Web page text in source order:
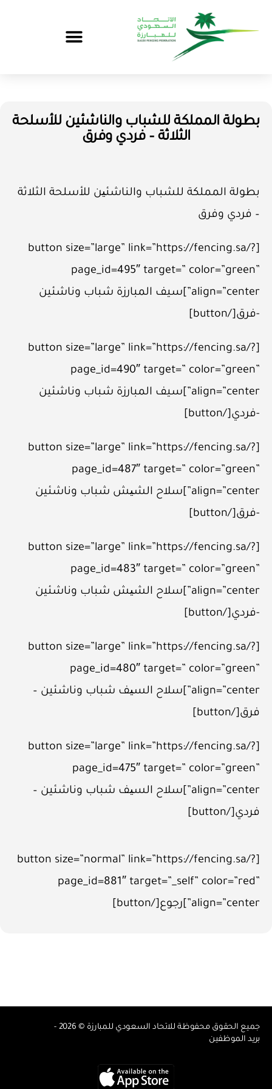
بطولة المملكة للشباب والناشئين للأسلحة
الثلاثة – فردي وفرق
بطولة المملكة للشباب والناشئین للأسلحة الثلاثة
– فردي وفرق
[button size=”large” link=”https://fencing.sa/?
page_id=495″ target=” color=”green”
align=”center”]سيف المبارزة شباب وناشئين
-فرق[/button]
[button size=”large” link=”https://fencing.sa/?
page_id=490″ target=” color=”green”
align=”center”]سيف المبارزة شباب وناشئين
-فردي[/button]
[button size=”large” link=”https://fencing.sa/?
page_id=487″ target=” color=”green”
align=”center”]سلاح الشیش شباب وناشئين
-فرق[/button]
[button size=”large” link=”https://fencing.sa/?
page_id=483″ target=” color=”green”
align=”center”]سلاح الشیش شباب وناشئين
-فردي[/button]
[button size=”large” link=”https://fencing.sa/?
page_id=480″ target=” color=”green”
align=”center”]سلاح السیف شباب وناشئين –
فرق[/button]
[button size=”large” link=”https://fencing.sa/?
page_id=475″ target=” color=”green”
align=”center”]سلاح السیف شباب وناشئين –
فردي[/button]
[button size=”normal” link=”https://fencing.sa/?
page_id=881″ target=”_self” color=”red”
align=”center”]رجوع[/button]
جميع الحقوق محفوظة للاتحاد السعودي للمبارزة © 2026 -
بريد الموظفين